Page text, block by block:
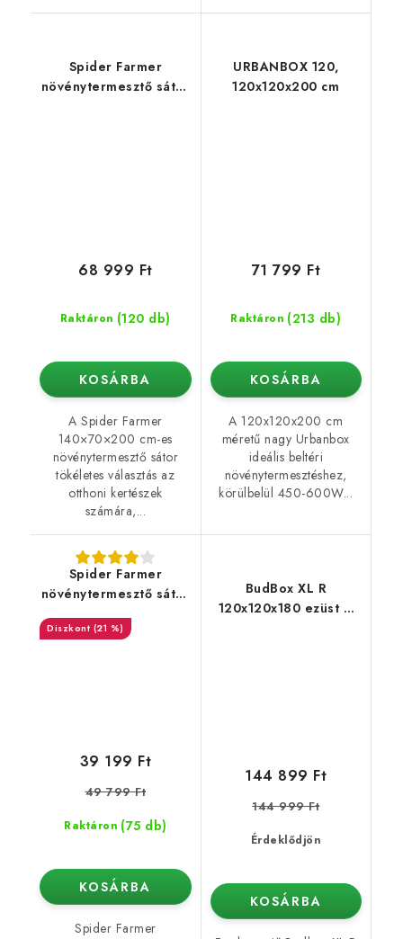
Spider Farmer
növénytermesztő sátor
Raktáron (120 db)
68 999 Ft
KOSÁRBA
A Spider Farmer
140×70×200 cm-es
növénytermesztő sátor
tökéletes választás az
otthoni kertészek
számára,...
URBANBOX 120,
120x120x200 cm
Raktáron (213 db)
71 799 Ft
KOSÁRBA
A 120x120x200 cm
méretű nagy Urbanbox
ideális beltéri
növénytermesztéshez,
körülbelül 450-600W...
Spider Farmer
növénytermesztő sátor
120×60×150 cm
(21 %)
Raktáron (75 db)
39 199 Ft
49 799 Ft
KOSÁRBA
Spider Farmer
BudBox XL R
120x120x180 ezüst –
Érdeklődjön
144 899 Ft
144 999 Ft
KOSÁRBA